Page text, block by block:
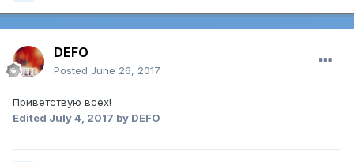
DEFO
Posted June 26, 2017
Приветствую всех!
Edited July 4, 2017 by DEFO